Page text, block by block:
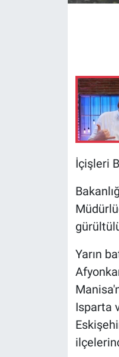
İçişleri
Yarın
Isparta
Kültür Sanat
Programlar